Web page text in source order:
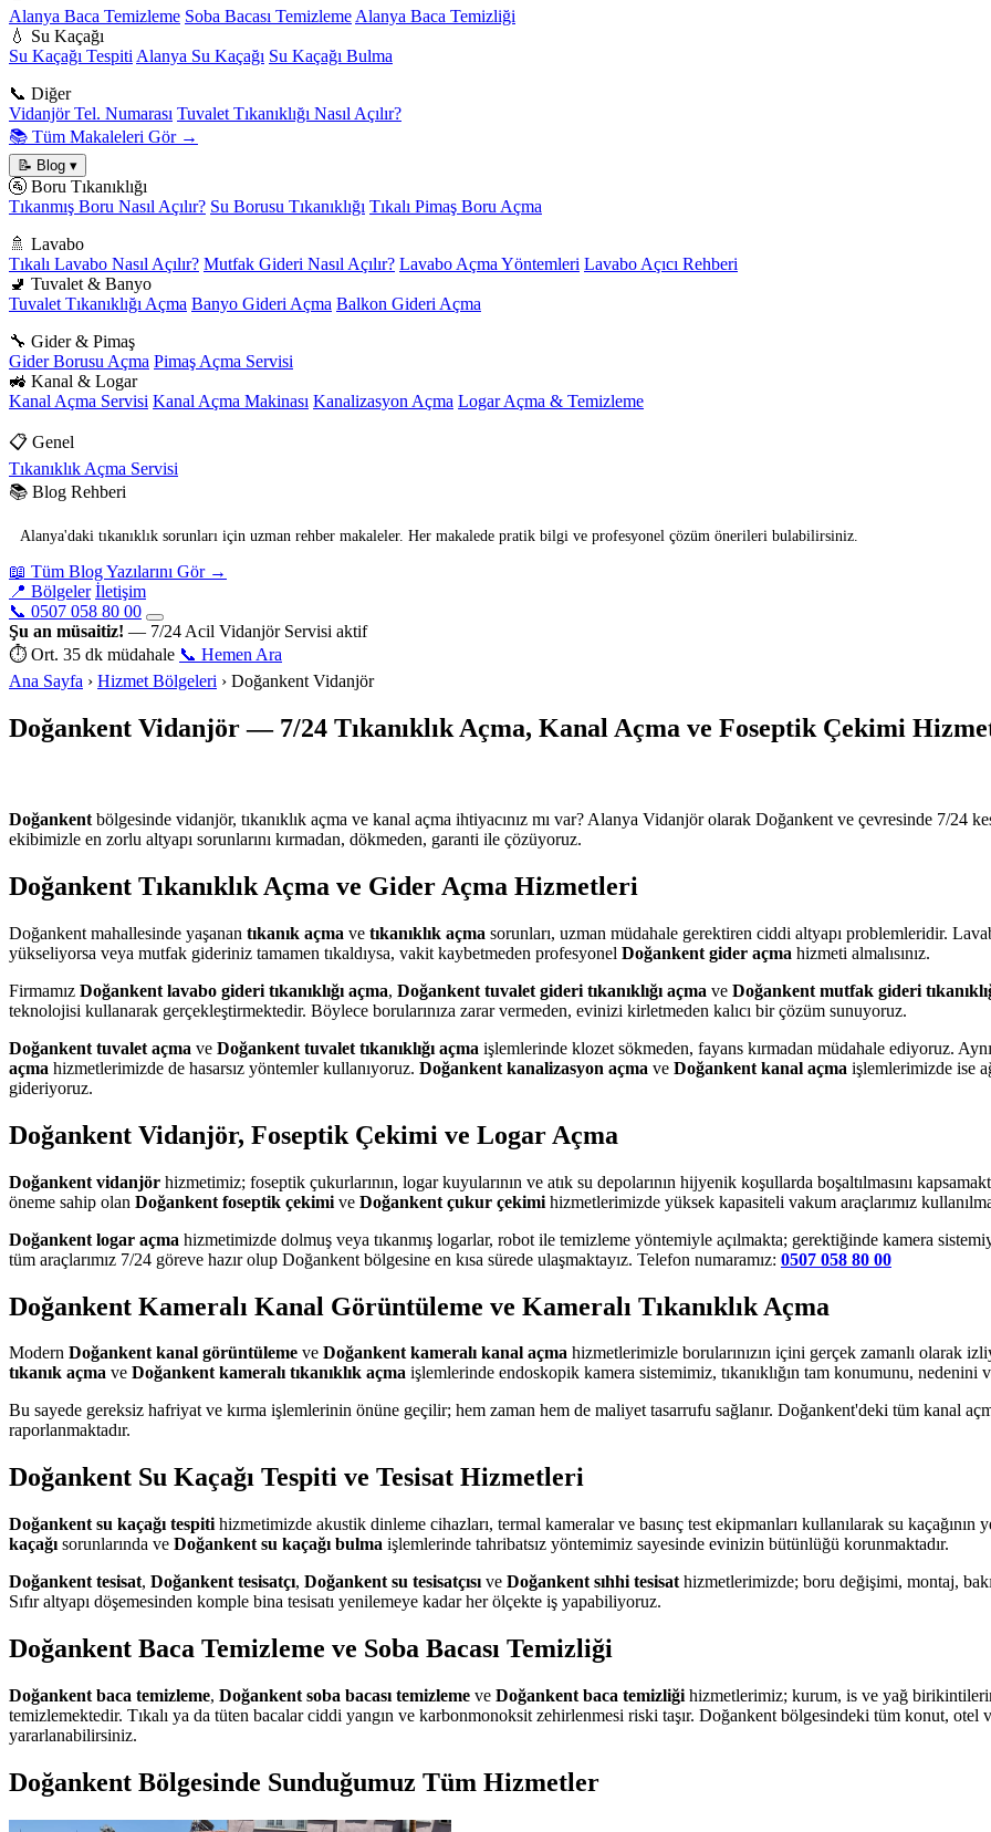
Alanya Baca Temizleme Soba Bacası Temizleme Alanya Baca Temizliği
💧 Su Kaçağı
Su Kaçağı Tespiti Alanya Su Kaçağı Su Kaçağı Bulma
📞 Diğer
Vidanjör Tel. Numarası Tuvalet Tıkanıklığı Nasıl Açılır?
📚 Tüm Makaleleri Gör →
📝 Blog ▾
🚰 Boru Tıkanıklığı
Tıkanmış Boru Nasıl Açılır? Su Borusu Tıkanıklığı Tıkalı Pimaş Boru Açma
🚿 Lavabo
Tıkalı Lavabo Nasıl Açılır? Mutfak Gideri Nasıl Açılır? Lavabo Açma Yöntemleri Lavabo Açıcı Rehberi
🚽 Tuvalet & Banyo
Tuvalet Tıkanıklığı Açma Banyo Gideri Açma Balkon Gideri Açma
🔧 Gider & Pimaş
Gider Borusu Açma Pimaş Açma Servisi
🚜 Kanal & Logar
Kanal Açma Servisi Kanal Açma Makinası Kanalizasyon Açma Logar Açma & Temizleme
📋 Genel
Tıkanıklık Açma Servisi
📚 Blog Rehberi
Alanya'daki tıkanıklık sorunları için uzman rehber makaleler. Her makalede pratik bilgi ve profesyonel çözüm önerileri bulabilirsiniz.
📖 Tüm Blog Yazılarını Gör →
📍 Bölgeler İletişim
📞 0507 058 80 00
Şu an müsaitiz! — 7/24 Acil Vidanjör Servisi aktif
⏱ Ort. 35 dk müdahale 📞 Hemen Ara
Ana Sayfa › Hizmet Bölgeleri › Doğankent Vidanjör
Doğankent Vidanjör — 7/24 Tıkanıklık Açma, Kanal Açma ve Foseptik Çekimi
Doğankent bölgesinde vidanjör, tıkanıklık açma ve kanal açma ihtiyacınız mı var? Alanya Vidanjör olarak Doğankent ve çevresinde 7/24
ekibimizle en zorlu altyapı sorunlarını kırmadan, dökmeden, garanti ile çözüyoruz.
Doğankent Tıkanıklık Açma ve Gider Açma Hizmetleri
Doğankent mahallesinde yaşanan tıkanık açma ve tıkanıklık açma sorunları, uzman müdahale gerektiren ciddi altyapı problemleridir.
yükseliyorsa veya mutfak gideriniz tamamen tıkaldıysa, vakit kaybetmeden profesyonel Doğankent gider açma hizmeti almalısınız.
Firmamız Doğankent lavabo gideri tıkanıklığı açma, Doğankent tuvalet gideri tıkanıklığı açma ve Doğankent mutfak gideri
teknolojisi kullanarak gerçekleştirmektedir. Böylece borularınıza zarar vermeden, evinizi kirletmeden kalıcı bir çözüm sunuyoruz.
Doğankent tuvalet açma ve Doğankent tuvalet tıkanıklığı açma işlemlerinde klozet sökmeden, fayans kırmadan müdahale ediyoruz.
açma hizmetlerimizde de hasarsız yöntemler kullanıyoruz. Doğankent kanalizasyon açma ve Doğankent kanal açma işlemlerimizde ise
gideriyoruz.
Doğankent Vidanjör, Foseptik Çekimi ve Logar Açma
Doğankent vidanjör hizmetimiz; foseptik çukurlarının, logar kuyularının ve atık su depolarının hijyenik koşullarda boşaltılmasını
öneme sahip olan Doğankent foseptik çekimi ve Doğankent çukur çekimi hizmetlerimizde yüksek kapasiteli vakum araçlarımız
Doğankent logar açma hizmetimizde dolmuş veya tıkanmış logarlar, robot ile temizleme yöntemiyle açılmakta; gerektiğinde kamera
tüm araçlarımız 7/24 göreve hazır olup Doğankent bölgesine en kısa sürede ulaşmaktayız. Telefon numaramız: 0507 058 80 00
Doğankent Kameralı Kanal Görüntüleme ve Kameralı Tıkanıklık Açma
Modern Doğankent kanal görüntüleme ve Doğankent kameralı kanal açma hizmetlerimizle borularınızın içini gerçek zamanlı olarak
tıkanık açma ve Doğankent kameralı tıkanıklık açma işlemlerinde endoskopik kamera sistemimiz, tıkanıklığın tam konumunu,
Bu sayede gereksiz hafriyat ve kırma işlemlerinin önüne geçilir; hem zaman hem de maliyet tasarrufu sağlanır. Doğankent'deki tüm kanal
raporlanmaktadır.
Doğankent Su Kaçağı Tespiti ve Tesisat Hizmetleri
Doğankent su kaçağı tespiti hizmetimizde akustik dinleme cihazları, termal kameralar ve basınç test ekipmanları kullanılarak su
kaçağı sorunlarında ve Doğankent su kaçağı bulma işlemlerinde tahribatsız yöntemimiz sayesinde evinizin bütünlüğü korunmaktadır.
Doğankent tesisat, Doğankent tesisatçı, Doğankent su tesisatçısı ve Doğankent sıhhi tesisat hizmetlerimizde; boru değişimi, montaj,
Sıfır altyapı döşemesinden komple bina tesisatı yenilemeye kadar her ölçekte iş yapabiliyoruz.
Doğankent Baca Temizleme ve Soba Bacası Temizliği
Doğankent baca temizleme, Doğankent soba bacası temizleme ve Doğankent baca temizliği hizmetlerimiz; kurum, is ve yağ
temizlemektedir. Tıkalı ya da tüten bacalar ciddi yangın ve karbonmonoksit zehirlenmesi riski taşır. Doğankent bölgesindeki tüm konut,
yararlanabilirsiniz.
Doğankent Bölgesinde Sunduğumuz Tüm Hizmetler